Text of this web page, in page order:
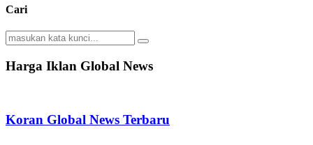
Cari
Search
for:
Search
Harga Iklan Global News
Koran Global News Terbaru